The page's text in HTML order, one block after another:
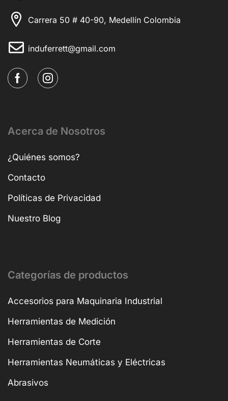
Carrera 50 # 40-90, Medellín Colombia
induferrett@gmail.com
Acerca de Nosotros
¿Quiénes somos?
Contacto
Políticas de Privacidad
Nuestro Blog
Categorías de productos
Accesorios para Maquinaria Industrial
Herramientas de Medición
Herramientas de Corte
Herramientas Neumáticas y Eléctricas
Abrasivos